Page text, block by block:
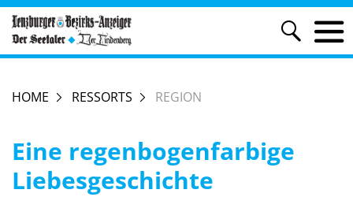
HOME RESSORTS REGION
Eine regenbogenfarbige
Liebesgeschichte